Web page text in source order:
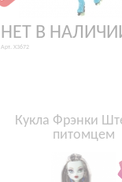
НЕТ В
Арт. X3672
Кукла Фрэнки
питомцем